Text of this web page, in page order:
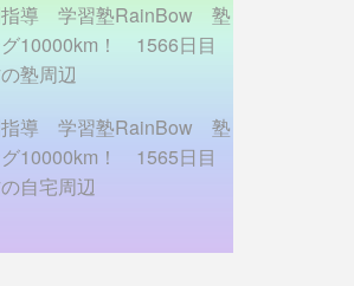
導 学習塾RainBow 塾
10000km！ 1566日目
塾周辺
導 学習塾RainBow 塾
10000km！ 1565日目
自宅周辺